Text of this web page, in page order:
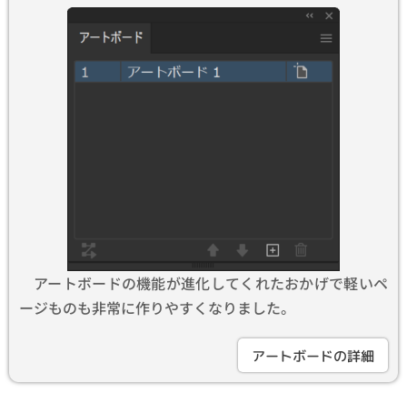
アートボードの機能が進化してくれたおかげで軽いペ
ージものも非常に作りやすくなりました。
アートボードの詳細